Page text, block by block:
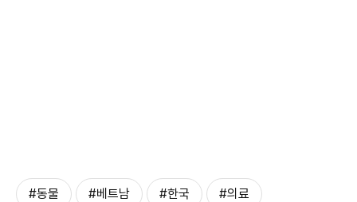
#동물 #베트남 #한국 #의료